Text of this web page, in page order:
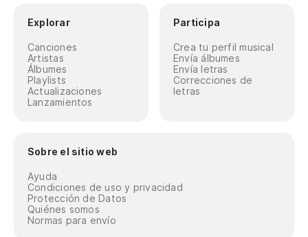
Explorar
Canciones
Artistas
Álbumes
Playlists
Actualizaciones
Lanzamientos
Participa
Crea tu perfil musical
Envía álbumes
Envía letras
Correcciones de
letras
Sobre el sitio web
Ayuda
Condiciones de uso y privacidad
Protección de Datos
Quiénes somos
Normas para envío